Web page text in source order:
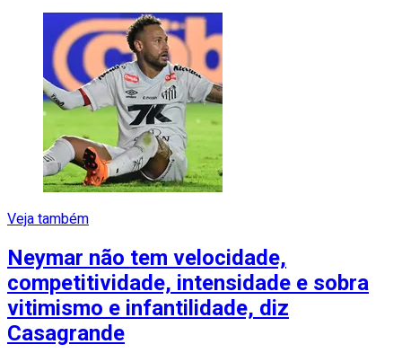
Veja também
Neymar não tem velocidade,
competitividade, intensidade e sobra
vitimismo e infantilidade, diz
Casagrande